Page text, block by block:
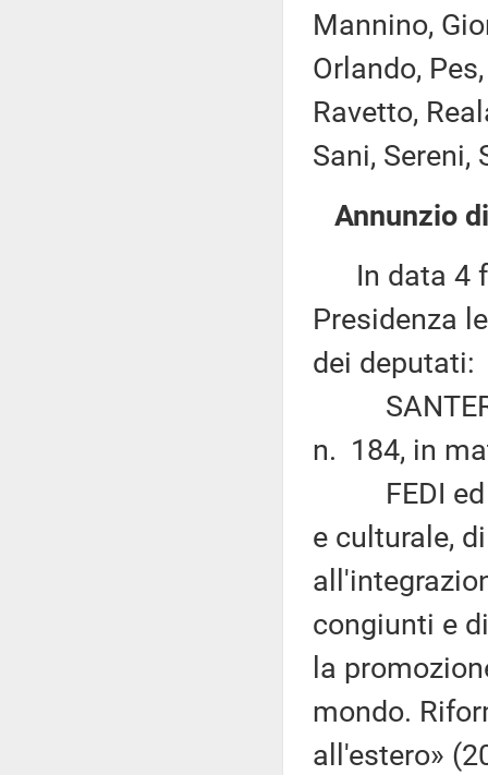
Mannino,
Orlando,
Ravetto,
Sani, Sereni,
Annunzio
In data 4
Presidenza
dei deputati:
n. 184, in
FEDI ed
e culturale,
congiunti e
la
mondo.
all'estero»